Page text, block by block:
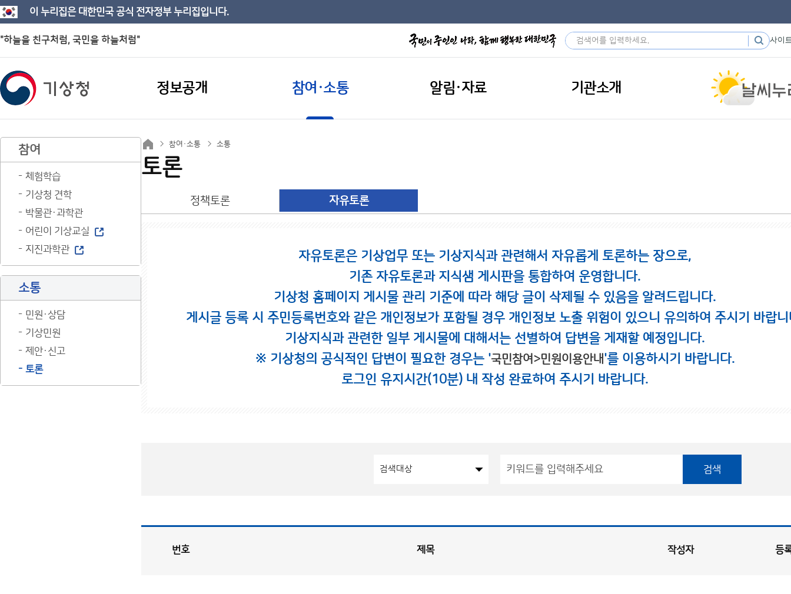
이 누리집은 대한민국 공식 전자정부 누리집입니다.
"하늘을 친구처럼, 국민을 하늘처럼" 사이
정보공개 참여·소통 알림·자료 기관소개
참여
체험학습
기상청 견학
박물관·과학관
어린이 기상교실
지진과학관
소통
민원·상담
기상민원
제안·신고
토론
참여·소통 소통
토론
정책토론 자유토론
자유토론은 기상업무 또는 기상지식과 관련해서 자유롭게 토론하는 장으로,
기존 자유토론과 지식샘 게시판을 통합하여 운영합니다.
기상청 홈페이지 게시물 관리 기준에 따라 해당 글이 삭제될 수 있음을 알려드립니다.
게시글 등록 시 주민등록번호와 같은 개인정보가 포함될 경우 개인정보 노출 위험이 있으니 유의하여 주시기 바랍니
기상지식과 관련한 일부 게시물에 대해서는 선별하여 답변을 게재할 예정입니다.
※ 기상청의 공식적인 답변이 필요한 경우는 '국민참여>민원이용안내'를 이용하시기 바랍니다.
로그인 유지시간(10분) 내 작성 완료하여 주시기 바랍니다.
검색
번호 제목 작성자 등